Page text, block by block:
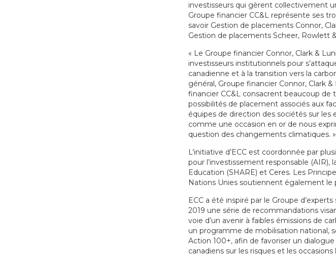
investisseurs qui gèrent collectivement
Groupe financier CC&L représente ses
savoir Gestion de placements Connor,
Gestion de placements Scheer, Rowlett
« Le Groupe financier Connor, Clark &
investisseurs institutionnels pour
canadienne et à la transition vers la
général, Groupe financier Connor, Clark
financier CC&L consacrent beaucoup de
possibilités de placement associés aux
équipes de direction des sociétés sur les
comme une occasion en or de nous
question des changements climatiques. »
L’initiative d’ECC est coordonnée par
pour l’investissement responsable (AIR),
Education (SHARE) et Ceres. Les
Nations Unies soutiennent également le
ECC a été inspiré par le Groupe
2019 une série de recommandations
voie d’un avenir à faibles émissions de
un programme de mobilisation national,
Action 100+, afin de favoriser un
canadiens sur les risques et les